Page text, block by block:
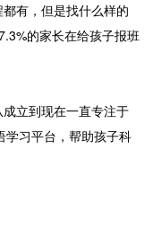
有，但是找什么样的
的家长在给孩子报班
立到现在一直专注于
学习平台，帮助孩子科